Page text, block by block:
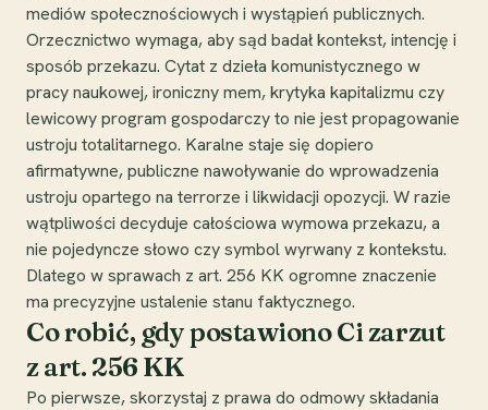
mediów społecznościowych i wystąpień publicznych.
Orzecznictwo wymaga, aby sąd badał kontekst, intencję i
sposób przekazu. Cytat z dzieła komunistycznego w
pracy naukowej, ironiczny mem, krytyka kapitalizmu czy
lewicowy program gospodarczy to nie jest propagowanie
ustroju totalitarnego. Karalne staje się dopiero
afirmatywne, publiczne nawoływanie do wprowadzenia
ustroju opartego na terrorze i likwidacji opozycji. W razie
wątpliwości decyduje całościowa wymowa przekazu, a
nie pojedyncze słowo czy symbol wyrwany z kontekstu.
Dlatego w sprawach z art. 256 KK ogromne znaczenie
ma precyzyjne ustalenie stanu faktycznego.
Co robić, gdy postawiono Ci zarzut
z art. 256 KK
Po pierwsze, skorzystaj z prawa do odmowy składania